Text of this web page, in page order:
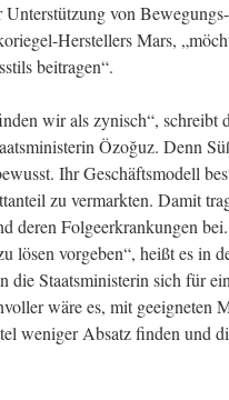
von
Herstellers Mars,
beitragen“.
wir als zynisch“, schreibt
Özoğuz. Denn
Ihr Geschäftsmodell
zu vermarkten. Damit
deren Folgeerkrankungen
lösen vorgeben“, heißt es in
die Staatsministerin sich für
wäre es, mit geeigneten
weniger Absatz finden und